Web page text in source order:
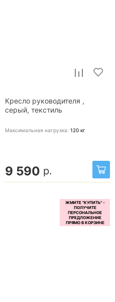
Кресло руководителя ,
серый, текстиль
Максимальная нагрузка: 120 кг
9 590 р.